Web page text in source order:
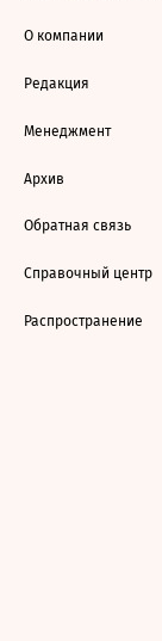
О компании
Редакция
Менеджмент
Архив
Обратная связь
Справочный центр
Распространение